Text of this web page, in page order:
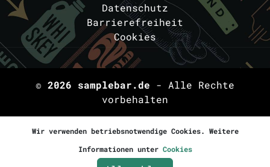
Datenschutz
Barrierefreiheit
Cookies
© 2026 samplebar.de - Alle Rechte
vorbehalten
Wir verwenden betriebsnotwendige Cookies. Weitere
Informationen unter Cookies